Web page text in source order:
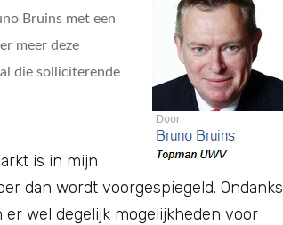
Bruins met een
meer deze
die solliciterende
is in mijn
dan wordt voorgespiegeld. Ondanks
wel degelijk mogelijkheden voor